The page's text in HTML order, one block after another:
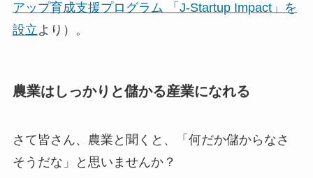
アップ育成支援プログラム 「J-Startup Impact」を
設立より）。
農業はしっかりと儲かる産業になれる
さて皆さん、農業と聞くと、「何だか儲からなさ
そうだな」と思いませんか？